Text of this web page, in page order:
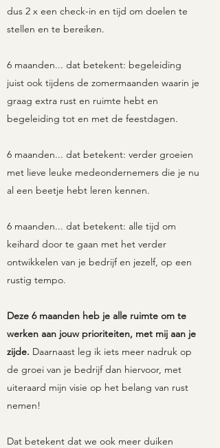
dus 2 x een check-in en tijd om doelen te
stellen en te bereiken.
6 maanden... dat betekent: begeleiding
juist ook tijdens de zomermaanden waarin je
graag extra rust en ruimte hebt en
begeleiding tot en met de feestdagen.
6 maanden... dat betekent: verder groeien
met lieve leuke medeondernemers die je nu
al een beetje hebt leren kennen.
6 maanden... dat betekent: alle tijd om
keihard door te gaan met het verder
ontwikkelen van je bedrijf en jezelf, op een
rustig tempo.
Deze 6 maanden heb je alle ruimte om te
werken aan jouw prioriteiten, met mij aan je
zijde. Daarnaast leg ik iets meer nadruk op
de groei van je bedrijf dan hiervoor, met
uiteraard mijn visie op het belang van rust
nemen!
Dat betekent dat we ook meer duiken